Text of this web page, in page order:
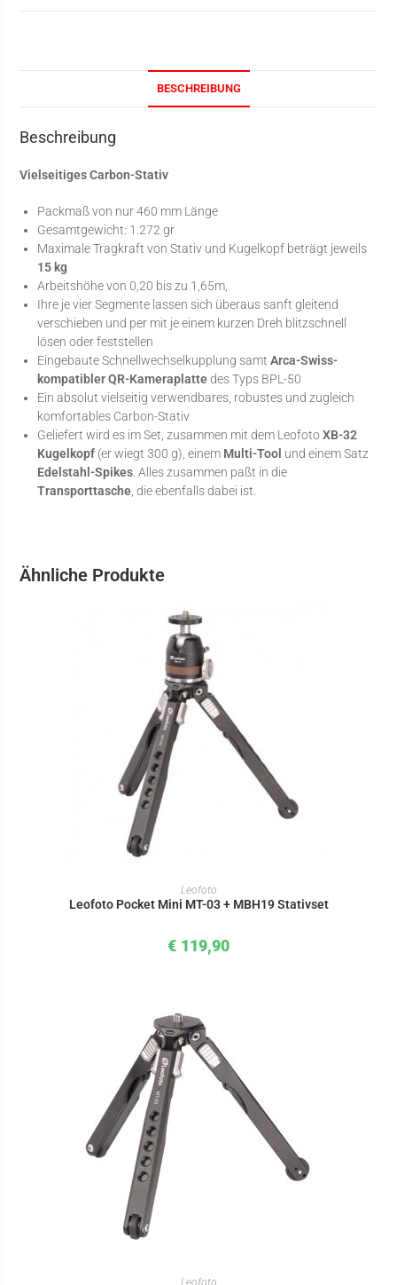
BESCHREIBUNG
Beschreibung
Vielseitiges Carbon-Stativ
Packmaß von nur 460 mm Länge
Gesamtgewicht: 1.272 gr
Maximale Tragkraft von Stativ und Kugelkopf beträgt jeweils
15 kg
Arbeitshöhe von 0,20 bis zu 1,65m,
Ihre je vier Segmente lassen sich überaus sanft gleitend
verschieben und per mit je einem kurzen Dreh blitzschnell
lösen oder feststellen
Eingebaute Schnellwechselkupplung samtArca-Swiss-
kompatibler QR-Kameraplatte des Typs BPL-50
Ein absolut vielseitig verwendbares, robustes und zugleich
komfortables Carbon-Stativ
Geliefert wird es im Set, zusammen mit dem LeofotoXB-32
Kugelkopf (er wiegt 300 g), einem Multi-Tool und einem Satz
Edelstahl-Spikes . Alles zusammen paßt in die
Transporttasche , die ebenfalls dabei ist.
Ähnliche Produkte
IN DEN WARENKORB
Leofoto
Leofoto Pocket Mini MT-03 + MBH19 Stativset
€ 119,90
IN DEN WARENKORB